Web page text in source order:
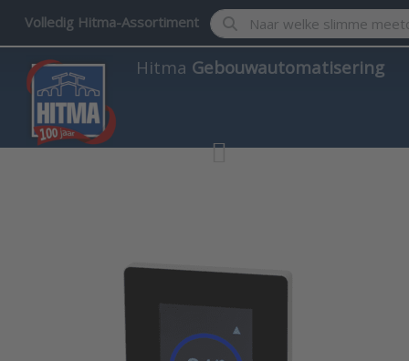
Volledig Hitma-Assortiment Enter a search term.
Hitma Gebouwautomatisering